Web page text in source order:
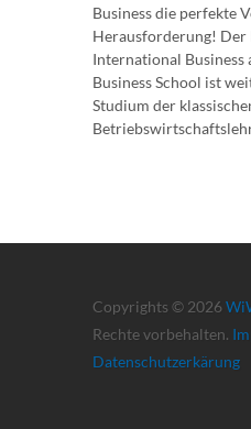
Business die perfekte
Herausforderung! Der
International Business
Business School ist
Studium der
Copyrights © 2026
Rechte vorbehalten.
Datenschutzerkärung